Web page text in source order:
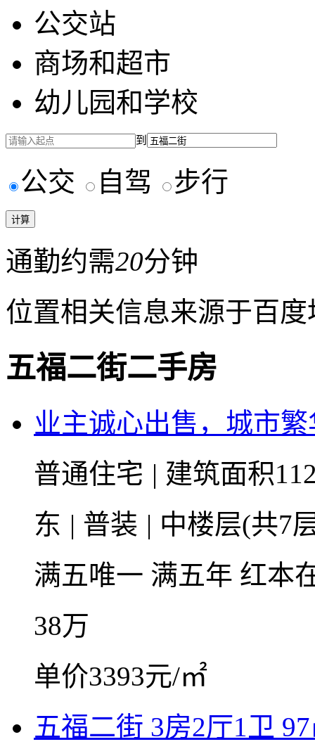
公交站
商场和超市
幼儿园和学校
到
公交 自驾 步行
通勤约需20分钟
位置相关信息来源于百
五福二街二手房
业主诚心出售，城市
普通住宅 | 建筑面积
东 | 普装 | 中楼层(共7
满五唯一 满五年 红本
38万
单价3393元/㎡
五福二街 3房2厅1卫